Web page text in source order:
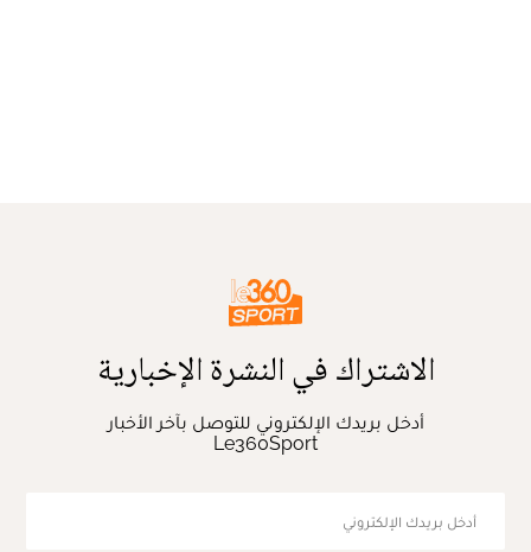
الاشتراك في النشرة الإخبارية
أدخل بريدك الإلكتروني للتوصل بآخر الأخبار
Le360Sport